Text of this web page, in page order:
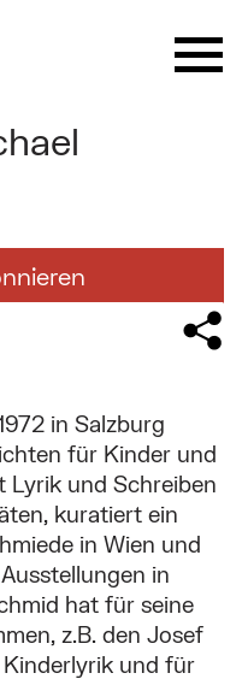
Barock
und trinken
dem
von Michael
in Salzburg
für Kinder und
Lyrik und Schreiben
kuratiert ein
in Wien und
in
hat für seine
z.B. den Josef
und für